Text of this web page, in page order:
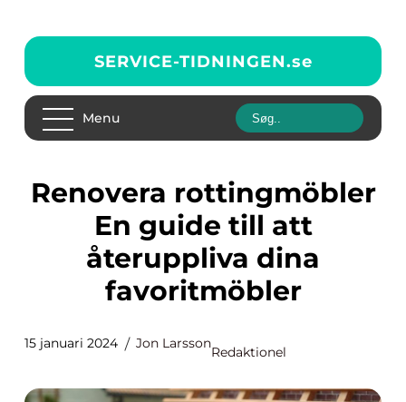
SERVICE-TIDNINGEN.se
Menu
Renovera rottingmöbler
En guide till att
återuppliva dina
favoritmöbler
15 januari 2024 Jon Larsson
Redaktionel